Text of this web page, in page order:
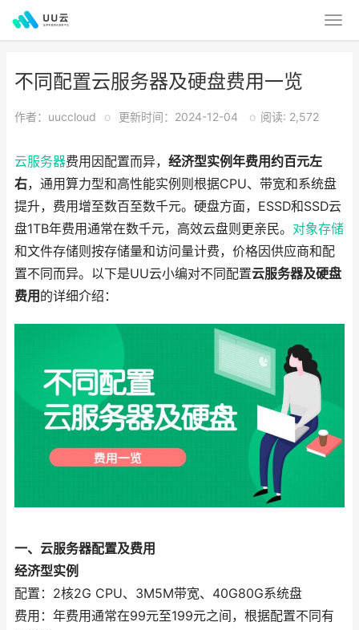
不同配置云服务器及硬盘费用一览
作者：uuccloud o 更新时间：2024-12-04 o 阅读: 2,572
云服务器费用因配置而异， 经济型实例年费用约百元左
右，通用算力型和高性能实例则根据CPU、带宽和系统盘
提升，费用增至数百至数千元。硬盘方面，ESSD和SSD云
盘1TB年费用通常在数千元，高效云盘则更亲民。 对象存储
和文件存储则按存储量和访问量计费，价格因供应商和配
置不同而异。以下是UU云小编对不同配置云服务器及硬盘
费用 的详细介绍：
一、云服务器配置及费用
经济型实例
配置：2核2G CPU、3M5M带宽、40G80G系统盘
费用：年费用通常在99元至199元之间，根据配置不同有